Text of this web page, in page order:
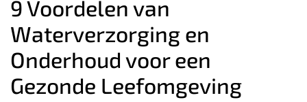
9 Voordelen van
Waterverzorging en
Onderhoud voor een
Gezonde Leefomgeving